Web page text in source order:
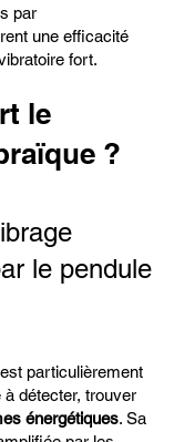
par
une efficacité
fort.
le
?
le pendule
particulièrement
détecter, trouver
énergétiques. Sa